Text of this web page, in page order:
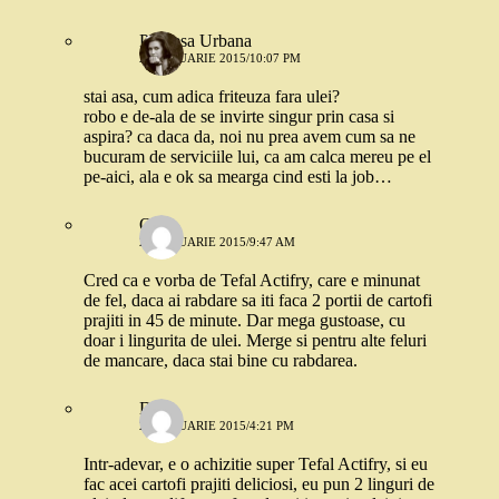
Printesa Urbana
22 IANUARIE 2015/10:07 PM
stai asa, cum adica friteuza fara ulei?
robo e de-ala de se invirte singur prin casa si
aspira? ca daca da, noi nu prea avem cum sa ne
bucuram de serviciile lui, ca am calca mereu pe el
pe-aici, ala e ok sa mearga cind esti la job…
Orsi
23 IANUARIE 2015/9:47 AM
Cred ca e vorba de Tefal Actifry, care e minunat
de fel, daca ai rabdare sa iti faca 2 portii de cartofi
prajiti in 45 de minute. Dar mega gustoase, cu
doar i lingurita de ulei. Merge si pentru alte feluri
de mancare, daca stai bine cu rabdarea.
Dana
23 IANUARIE 2015/4:21 PM
Intr-adevar, e o achizitie super Tefal Actifry, si eu
fac acei cartofi prajiti deliciosi, eu pun 2 linguri de